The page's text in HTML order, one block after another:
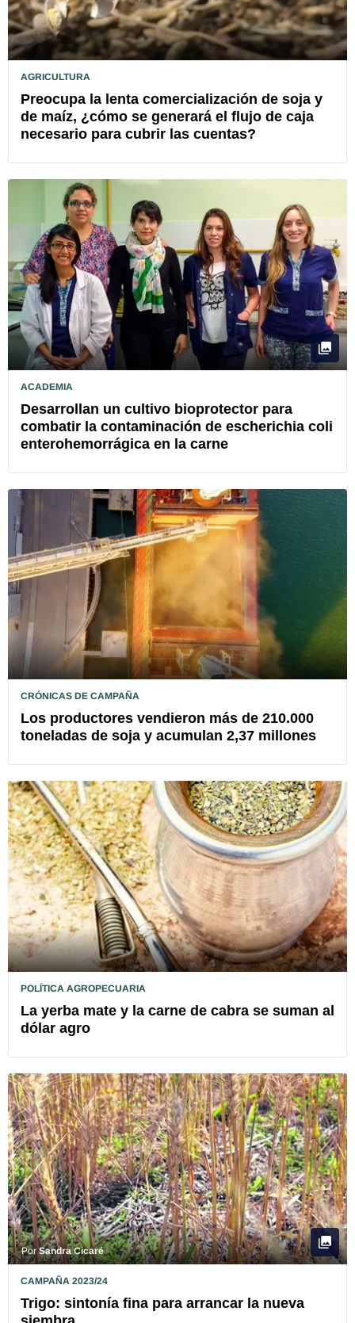
AGRICULTURA
Preocupa la lenta comercialización de soja y
de maíz, ¿cómo se generará el flujo de caja
necesario para cubrir las cuentas?
ACADEMIA
Desarrollan un cultivo bioprotector para
combatir la contaminación de escherichia coli
enterohemorrágica en la carne
CRÓNICAS DE CAMPAÑA
Los productores vendieron más de 210.000
toneladas de soja y acumulan 2,37 millones
POLÍTICA AGROPECUARIA
La yerba mate y la carne de cabra se suman al
dólar agro
PorSandra Cicaré
CAMPAÑA 2023/24
Trigo: sintonía fina para arrancar la nueva